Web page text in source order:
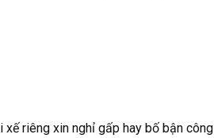
riêng xin nghỉ gấp hay bố bận công